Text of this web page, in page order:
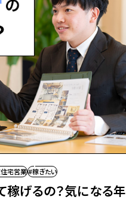
宅営業#稼ぎたい
稼げるの？気になる年